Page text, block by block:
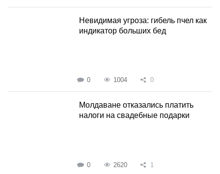
Невидимая угроза: гибель пчел как
индикатор больших бед
0 1004 0
Молдаване отказались платить
налоги на свадебные подарки
0 2620 1